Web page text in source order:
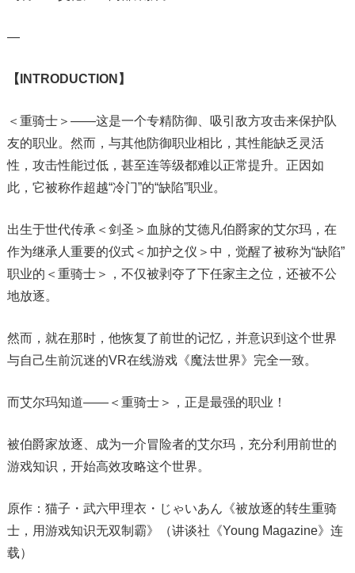
—
【INTRODUCTION】
＜重骑士＞——这是一个专精防御、吸引敌方攻击来保护队
友的职业。然而，与其他防御职业相比，其性能缺乏灵活
性，攻击性能过低，甚至连等级都难以正常提升。正因如
此，它被称作超越“冷门”的“缺陷”职业。
出生于世代传承＜剑圣＞血脉的艾德凡伯爵家的艾尔玛，在
作为继承人重要的仪式＜加护之仪＞中，觉醒了被称为“缺陷”
职业的＜重骑士＞，不仅被剥夺了下任家主之位，还被不公
地放逐。
然而，就在那时，他恢复了前世的记忆，并意识到这个世界
与自己生前沉迷的VR在线游戏《魔法世界》完全一致。
而艾尔玛知道——＜重骑士＞，正是最强的职业！
被伯爵家放逐、成为一介冒险者的艾尔玛，充分利用前世的
游戏知识，开始高效攻略这个世界。
原作：猫子・武六甲理衣・じゃいあん《被放逐的转生重骑
士，用游戏知识无双制霸》（讲谈社《Young Magazine》连
载）